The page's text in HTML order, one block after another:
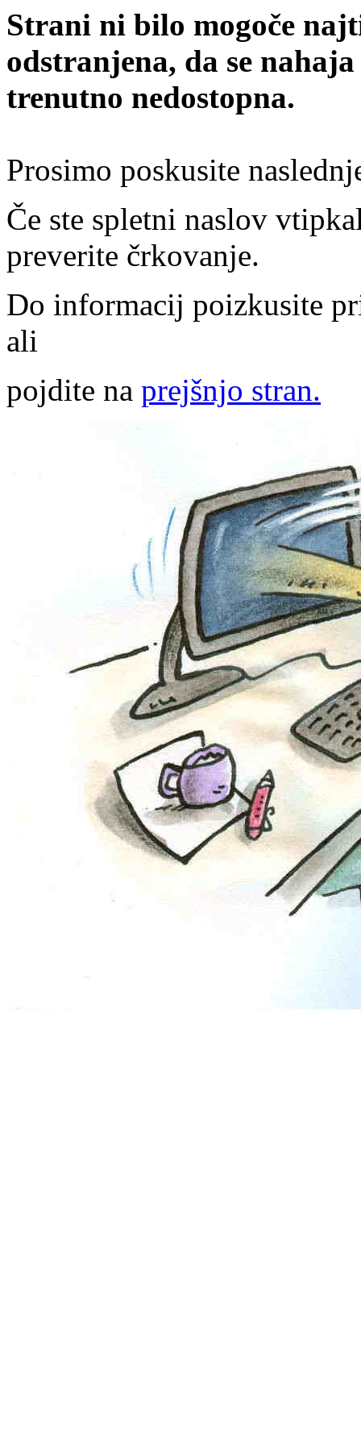
Strani ni bilo mogoče
odstranjena, da se
trenutno nedostopna.
Prosimo poskusite
Če ste spletni naslov
preverite črkovanje.
Do informacij poizkusite
ali
pojdite na prejšnjo stran.